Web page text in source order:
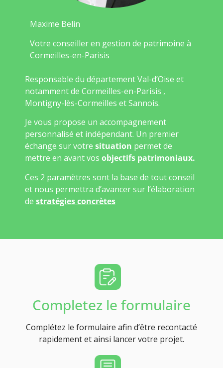
Maxime Belin
Votre conseiller en gestion de patrimoine à
Cormeilles-en-Parisis
Responsable du département Val-d’Oise et
notamment de Cormeilles-en-Parisis ,
Montigny-lès-Cormeilles et Sannois.
Je vous propose un accompagnement
personnalisé et indépendant. Un premier
échange sur votre situation permet de
mettre en avant vos objectifs patrimoniaux.
Ces 2 paramètres sont la base de tout conseil
et nous permettra d’avancer sur l’élaboration
de stratégies concrètes
Completez le formulaire
Complétez le formulaire afin d’être recontacté
rapidement et ainsi lancer votre projet.